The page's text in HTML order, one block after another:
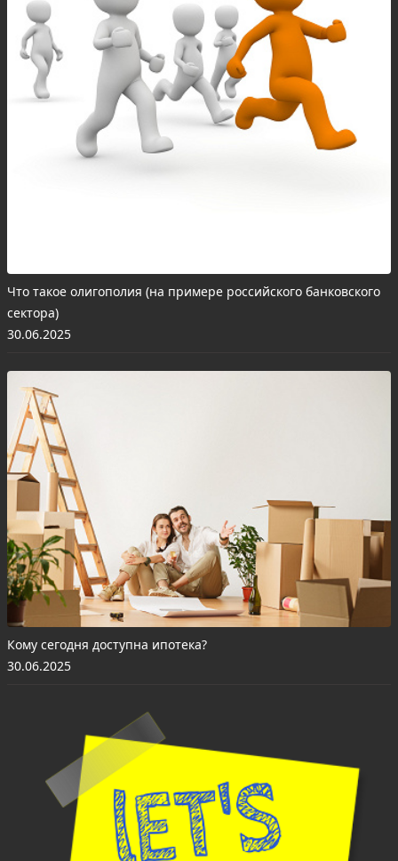
Что такое олигополия (на примере российского банковского
сектора)
30.06.2025
Кому сегодня доступна ипотека?
30.06.2025